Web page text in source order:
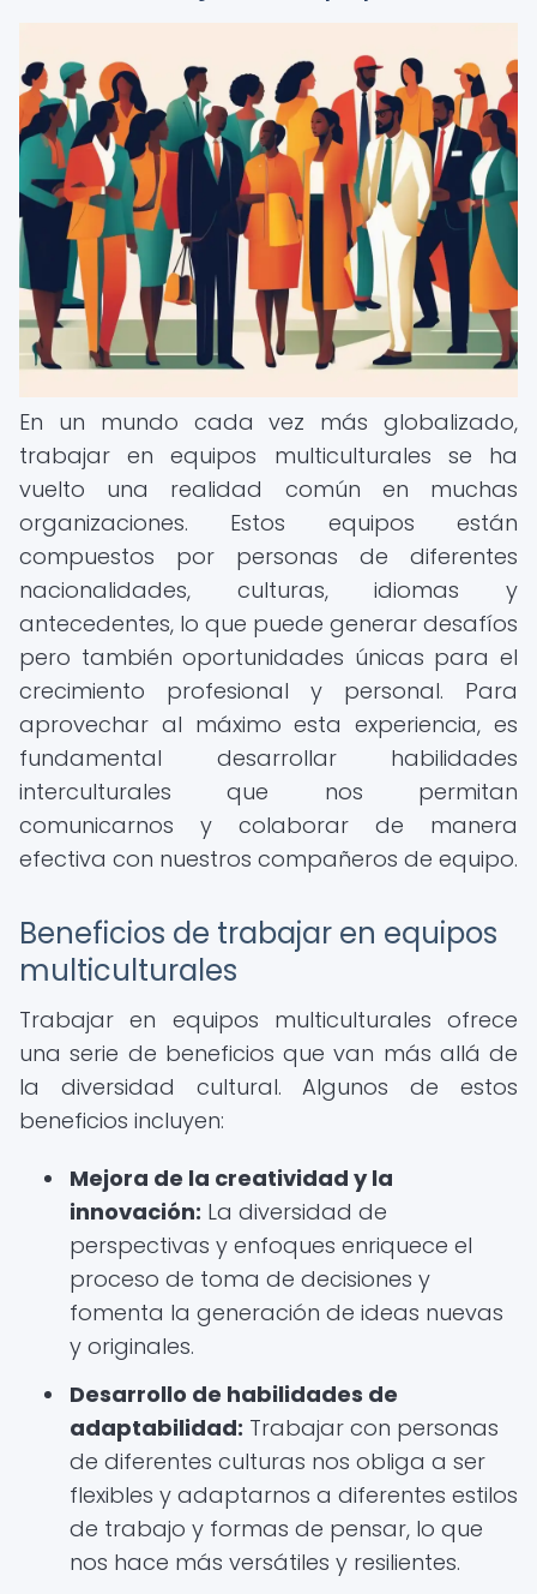
En un mundo cada vez más globalizado,
trabajar en equipos multiculturales se ha
vuelto una realidad común en muchas
organizaciones. Estos equipos están
compuestos por personas de diferentes
nacionalidades, culturas, idiomas y
antecedentes, lo que puede generar desafíos
pero también oportunidades únicas para el
crecimiento profesional y personal. Para
aprovechar al máximo esta experiencia, es
fundamental desarrollar habilidades
interculturales que nos permitan
comunicarnos y colaborar de manera
efectiva con nuestros compañeros de equipo.
Beneficios de trabajar en equipos
multiculturales
Trabajar en equipos multiculturales ofrece
una serie de beneficios que van más allá de
la diversidad cultural. Algunos de estos
beneficios incluyen:
Mejora de la creatividad y la
innovación: La diversidad de
perspectivas y enfoques enriquece el
proceso de toma de decisiones y
fomenta la generación de ideas nuevas
y originales.
Desarrollo de habilidades de
adaptabilidad: Trabajar con personas
de diferentes culturas nos obliga a ser
flexibles y adaptarnos a diferentes estilos
de trabajo y formas de pensar, lo que
nos hace más versátiles y resilientes.